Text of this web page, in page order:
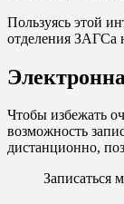
Пользуясь этой
отделения ЗАГСа
Чтобы избежать
возможность
дистанционно,
Записаться